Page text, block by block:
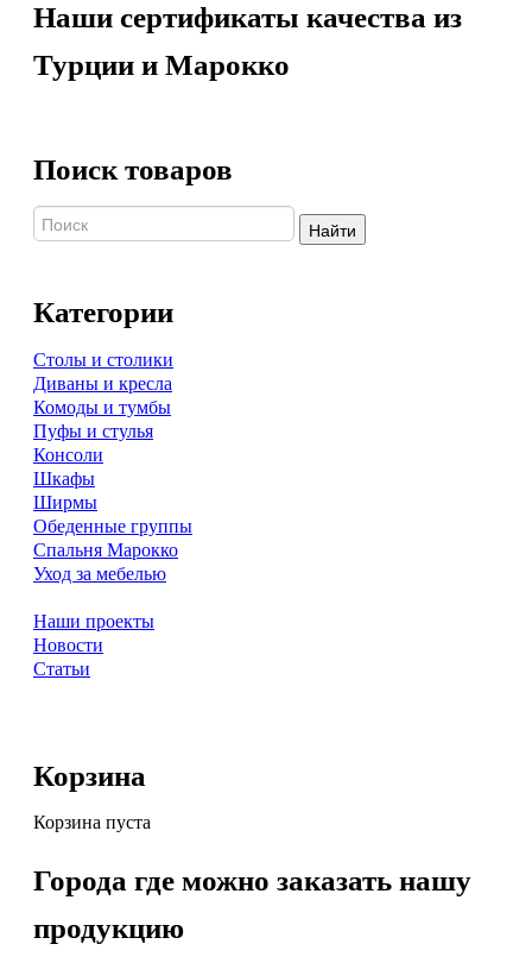
Наши сертификаты качества из
Турции и Марокко
Поиск товаров
Найти
Категории
Столы и столики
Диваны и кресла
Комоды и тумбы
Пуфы и стулья
Консоли
Шкафы
Ширмы
Обеденные группы
Спальня Марокко
Уход за мебелью
Наши проекты
Новости
Статьи
Корзина
Корзина пуста
Города где можно заказать нашу
продукцию